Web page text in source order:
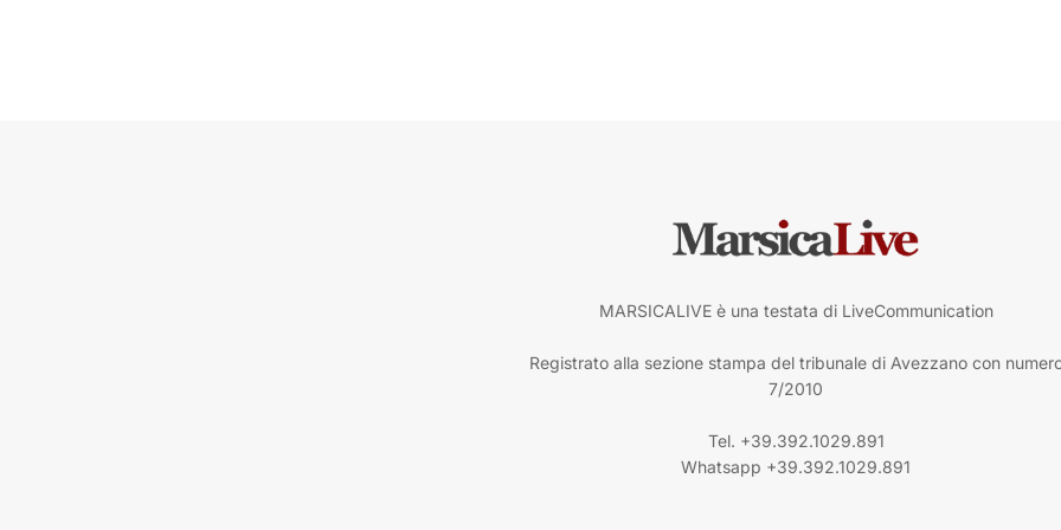
MARSICALIVE è una testata di LiveCommunication
Registrato alla sezione stampa del tribunale di Avezzano con
7/2010
Tel. +39.392.1029.891
Whatsapp +39.392.1029.891